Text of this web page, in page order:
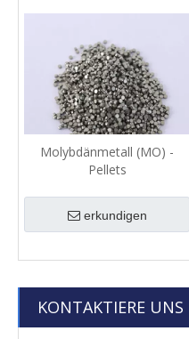
Molybdänmetall (MO) -
Pellets
erkundigen
KONTAKTIERE UNS